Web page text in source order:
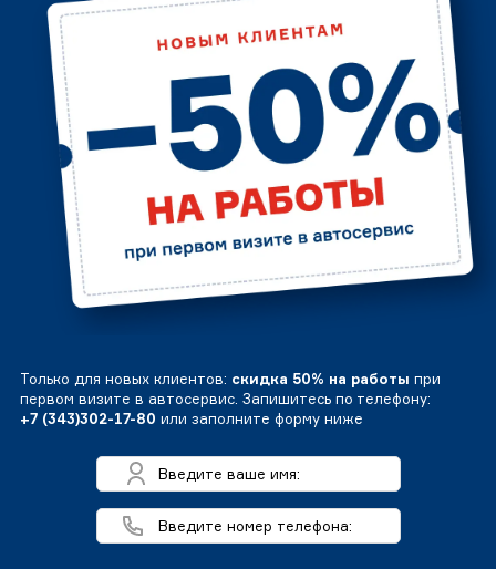
Только для новых клиентов: скидка 50% на работы при
первом визите в автосервис. Запишитесь по телефону:
+7 (343)302-17-80 или заполните форму ниже